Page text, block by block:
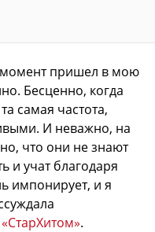
момент пришел в мою
Бесценно, когда
самая частота,
И неважно, на
что они не знают
и учат благодаря
импонирует, и я
.